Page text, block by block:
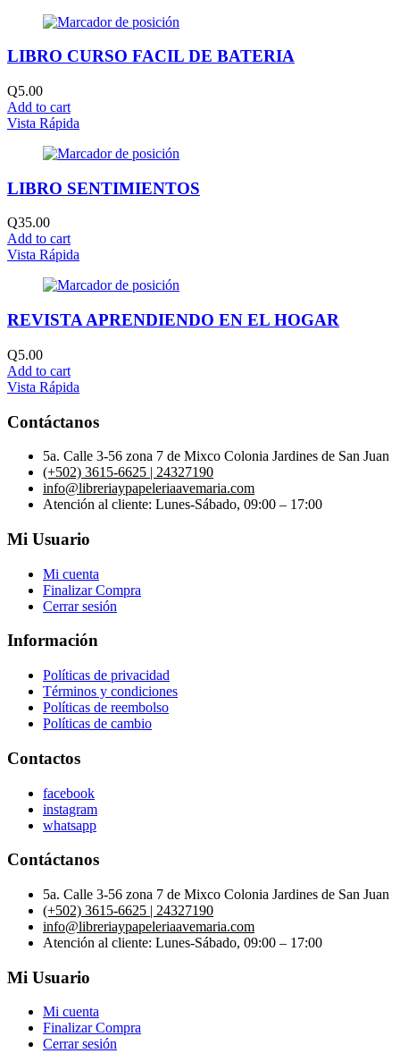
LIBRO CURSO FACIL DE BATERIA
Q5.00
Add to cart
Vista Rápida
LIBRO SENTIMIENTOS
Q35.00
Add to cart
Vista Rápida
REVISTA APRENDIENDO EN EL HOGAR
Q5.00
Add to cart
Vista Rápida
Contáctanos
5a. Calle 3-56 zona 7 de Mixco Colonia Jardines de San Juan
(+502) 3615-6625 | 24327190
info@libreriaypapeleriaavemaria.com
Atención al cliente: Lunes-Sábado, 09:00 – 17:00
Mi Usuario
Mi cuenta
Finalizar Compra
Cerrar sesión
Información
Políticas de privacidad
Términos y condiciones
Políticas de reembolso
Políticas de cambio
Contactos
facebook
instagram
whatsapp
Contáctanos
5a. Calle 3-56 zona 7 de Mixco Colonia Jardines de San Juan
(+502) 3615-6625 | 24327190
info@libreriaypapeleriaavemaria.com
Atención al cliente: Lunes-Sábado, 09:00 – 17:00
Mi Usuario
Mi cuenta
Finalizar Compra
Cerrar sesión